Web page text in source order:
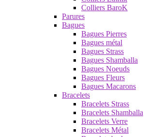
Colliers BaroK
Parures
Bagues
Bagues Pierres
Bagues métal
Bagues Strass
Bagues Shamballa
Bagues Noeuds
Bagues Fleurs
Bagues Macarons
Bracelets
Bracelets Strass
Bracelets Shamballa
Bracelets Verre
Bracelets Métal